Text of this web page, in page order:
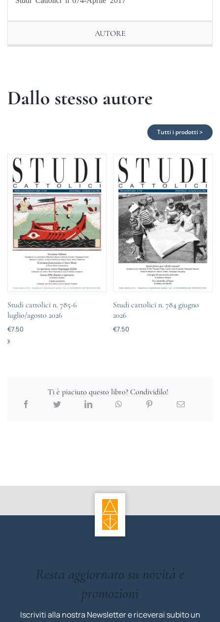
AUTORE
Dallo stesso autore
Tutti i prodotti >
Studi cattolici n. 785-6
luglio/agosto 2026
€7.50
Studi cattolici n. 784 giugno
2026
€7.50
Ti è piaciuto questo libro? Condividilo!
Resta aggiornato su novità e
promozioni
Iscriviti alla nostra Newsletter e riceverai subito un